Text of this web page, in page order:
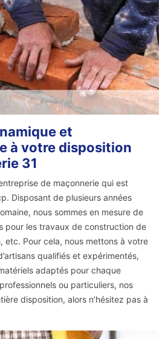
et
à votre disposition
31
de maçonnerie qui est
Disposant de plusieurs années
nous sommes en mesure de
pour les travaux de construction de
etc. Pour cela, nous mettons à votre
qualifiés et expérimentés,
adaptés pour chaque
ou particuliers, nos
disposition, alors n’hésitez pas à